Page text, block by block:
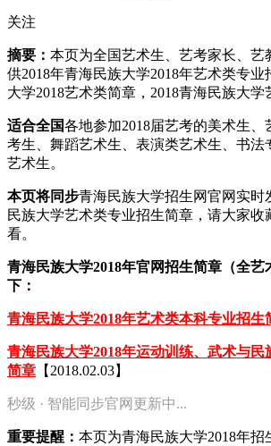
关注
摘要： 本页为全国艺术生、艺考家长、艺
供2018年青海民族大学2018年艺术类专
大学2018艺术类简章，2018青海民族大学
适合全国各地参加2018届艺考的美术生
考生、舞蹈艺术生、表演类艺术生、书法
艺术生。
本页将同步青海民族大学招生网官网实时
民族大学艺术类专业招生简章，请大家收
看。
青海民族大学2018年官网招生简章（全艺
下：
青海民族大学2018年艺术类本科专业招生
青海民族大学2018年运动训练、武术与民
简章 【2018.02.03】
秒级 · 智能同步官网更新中...
重要提醒： 本页为青海民族大学2018年招